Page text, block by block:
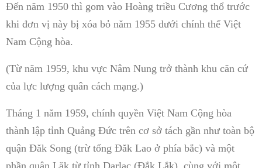
Đến năm 1950 thì gom vào Hoàng triều Cương thổ trước
khi đơn vị này bị xóa bỏ năm 1955 dưới chính thể Việt
Nam Cộng hòa.
(Từ năm 1959, khu vực Nâm Nung trở thành khu căn cứ
của lực lượng quân cách mạng.)
Tháng 1 năm 1959, chính quyền Việt Nam Cộng hòa
thành lập tỉnh Quảng Đức trên cơ sở tách gần như toàn bộ
quận Đăk Song (trừ tổng Đăk Lao ở phía bắc) và một